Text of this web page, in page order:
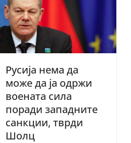
Русија нема да
може да ја одржи
воената сила
поради западните
санкции, тврди
Шолц